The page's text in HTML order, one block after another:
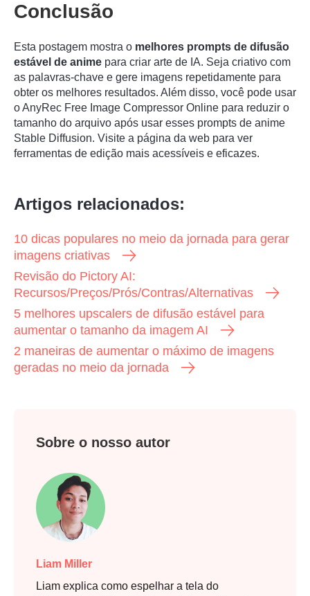
Conclusão
Esta postagem mostra o melhores prompts de difusão
estável de anime para criar arte de IA. Seja criativo com
as palavras-chave e gere imagens repetidamente para
obter os melhores resultados. Além disso, você pode usar
o AnyRec Free Image Compressor Online para reduzir o
tamanho do arquivo após usar esses prompts de anime
Stable Diffusion. Visite a página da web para ver
ferramentas de edição mais acessíveis e eficazes.
Artigos relacionados:
10 dicas populares no meio da jornada para gerar
imagens criativas
Revisão do Pictory AI:
Recursos/Preços/Prós/Contras/Alternativas
5 melhores upscalers de difusão estável para
aumentar o tamanho da imagem AI
2 maneiras de aumentar o máximo de imagens
geradas no meio da jornada
Sobre o nosso autor
Liam Miller
Liam explica como espelhar a tela do